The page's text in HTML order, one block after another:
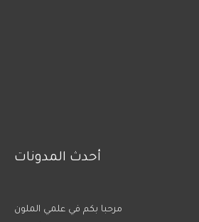
أحدث المدونات
مرحبا بكم في علمي الملون